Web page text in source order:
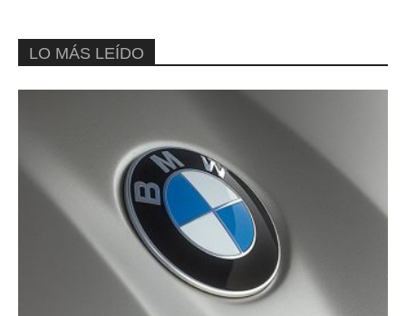
LO MÁS LEÍDO